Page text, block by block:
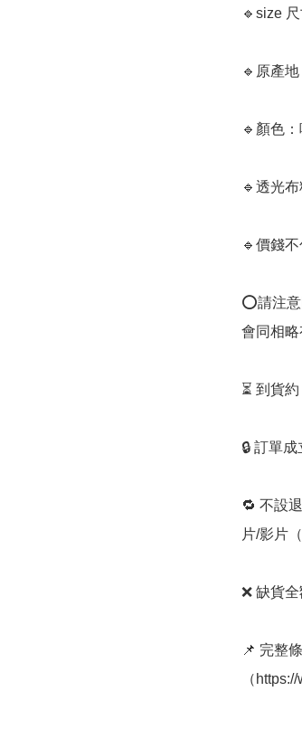
🔹size
🔹原產
🔹顏色
🔹透光
🔹價錢
⭕️請注
會同相略
⏳ 到貨
🔒 訂單
🔁 不設
片/影片
❌ 缺貨
📌 完整
（